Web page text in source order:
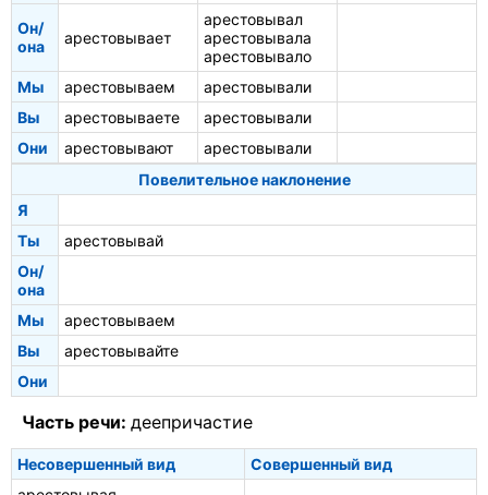
Он/
она
арестовывает
арестовывал
арестовывала
арестовывало
Мы
арестовываем
арестовывали
Вы
арестовываете
арестовывали
Они
арестовывают
арестовывали
Повелительное наклонение
Я
Ты
арестовывай
Он/
она
Мы
арестовываем
Вы
арестовывайте
Они
Часть речи: деепричастие
Несовершенный вид
Совершенный вид